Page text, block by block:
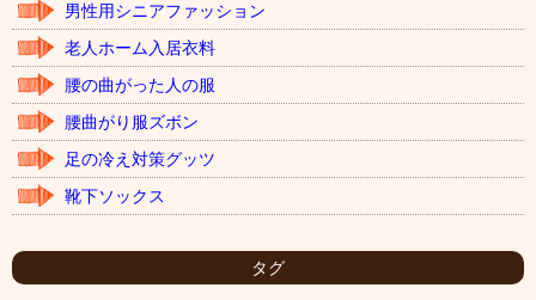
男性用シニアファッション
老人ホーム入居衣料
腰の曲がった人の服
腰曲がり服ズボン
足の冷え対策グッツ
靴下ソックス
タグ